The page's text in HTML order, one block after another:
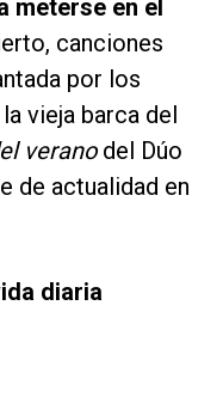
meterse en el
canciones
por los
vieja barca del
veranodel Dúo
de actualidad en
diaria